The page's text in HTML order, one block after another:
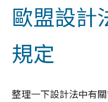
歐盟設計
規定
整理一下設計法中有